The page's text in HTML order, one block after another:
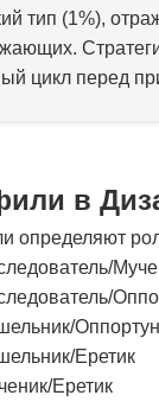
тип (1%),
цикл перед
в
определяют
Еретик
Еретик